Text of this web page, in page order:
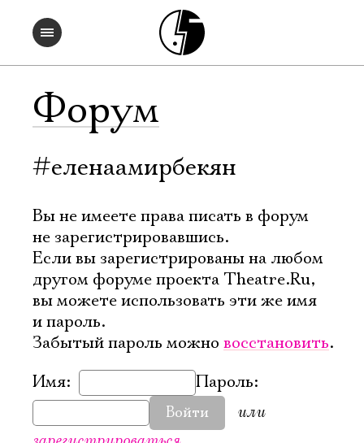
Форум
#еленаамирбекян
Вы не имеете права писать в форум
не зарегистрировавшись.
Если вы зарегистрированы на любом
другом форуме проекта Theatre.Ru,
вы можете использовать эти же имя
и пароль.
Забытый пароль можно восстановить.
Имя:
Пароль:
Войти
или